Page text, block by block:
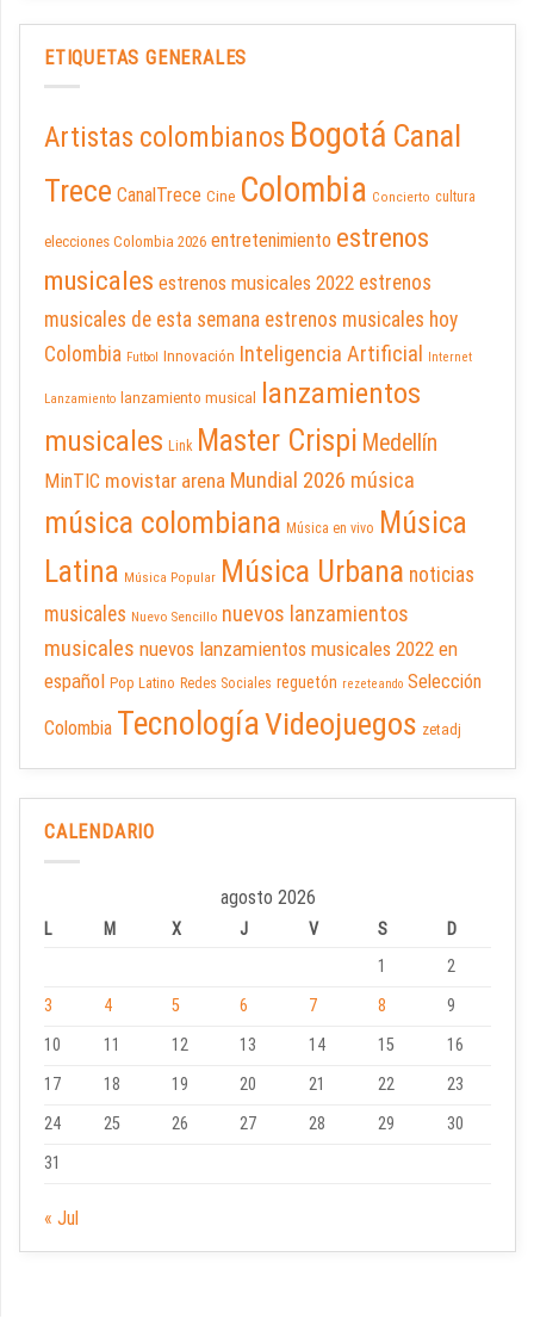
ETIQUETAS GENERALES
Artistas colombianos Bogotá Canal
Trece CanalTrece Cine Colombia Concierto cultura
elecciones Colombia 2026 entretenimiento estrenos
musicales estrenos musicales 2022 estrenos
musicales de esta semana estrenos musicales hoy
Colombia Futbol Innovación Inteligencia Artificial Internet
Lanzamiento lanzamiento musical
lanzamientos
musicales Link Master Crispi Medellín
MinTIC movistar arena Mundial 2026 música
música colombiana Música en vivo Música
Latina Música Popular Música Urbana noticias
musicales Nuevo Sencillo nuevos lanzamientos
musicales nuevos lanzamientos musicales 2022 en
español Pop Latino Redes Sociales reguetón rezeteando Selección
Colombia TecnologíaVideojuegos zetadj
CALENDARIO
agosto 2026
L M X J V S
D
1
2
3
4 5 6 7 8
9
10
11 12 13 14 15
16
17
18 19 20 21 22
23
24
25 26 27 28 29
30
31
« Jul